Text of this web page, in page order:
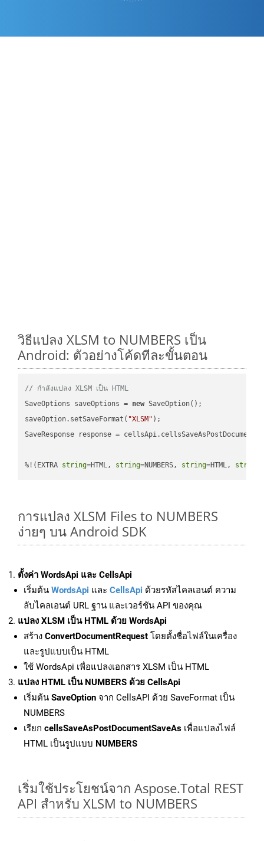
วิธีแปลง XLSM to NUMBERS เป็น
Android: ตัวอย่างโค้ดทีละขั้นตอน
// กำลังแปลง XLSM เป็น HTML
SaveOptions saveOptions = new SaveOption();
saveOption.setSaveFormat( "XLSM" );
SaveResponse response =
%!(EXTRA string=HTML, string=NUMBERS, string=HTML, string
การแปลง XLSM Files to NUMBERS
ง่ายๆ บน Android SDK
ตั้งค่า WordsApi และ CellsApi
เริ่มต้น WordsApi และ CellsApi ด้วยรหัสไคลเอนต์ ความ
ลับไคลเอนต์ URL ฐาน และเวอร์ชัน API ของคุณ
แปลง XLSM เป็น HTML ด้วย WordsApi
สร้าง ConvertDocumentRequest โดยตั้งชื่อไฟล์ในเครื่อง
และรูปแบบเป็น HTML
ใช้ WordsApi เพื่อแปลงเอกสาร XLSM เป็น HTML
แปลง HTML เป็น NUMBERS ด้วย CellsApi
เริ่มต้น SaveOption จาก CellsAPI ด้วย SaveFormat เป็น
NUMBERS
เรียก cellsSaveAsPostDocumentSaveAs เพื่อแปลงไฟล์
HTML เป็นรูปแบบ NUMBERS
เริ่มใช้ประโยชน์จาก Aspose.Total REST
API สำหรับ XLSM to NUMBERS